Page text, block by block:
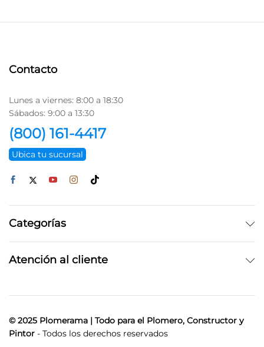
Contacto
Lunes a viernes: 8:00 a 18:30
Sábados: 9:00 a 13:30
(800) 161-4417
Ubica tu sucursal
Categorías
Atención al cliente
© 2025 Plomerama | Todo para el Plomero, Constructor y
Pintor - Todos los derechos reservados